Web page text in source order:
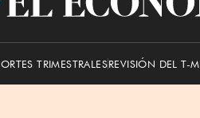
El
TRIMESTRALESREVISIÓN DEL T-